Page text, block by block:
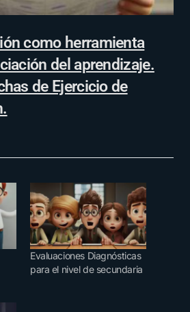
como herramienta
del aprendizaje.
de Ejercicio de
Evaluaciones Diagnósticas
para el nivel de secundaria